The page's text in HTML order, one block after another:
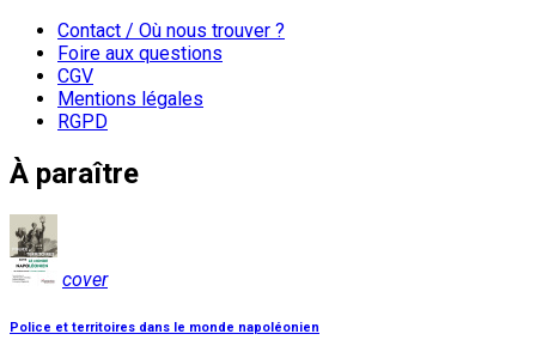
Contact / Où nous trouver ?
Foire aux questions
CGV
Mentions légales
RGPD
À paraître
cover
Police et territoires dans le monde napoléonien